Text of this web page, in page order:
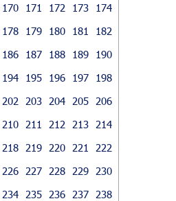
170 171 172 173
174
178 179 180 181
182
186 187 188 189
190
194 195 196 197
198
202 203 204 205
206
210 211 212 213
214
218 219 220 221
222
226 227 228 229
230
234 235 236 237
238